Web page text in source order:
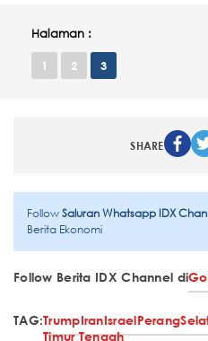
Halaman :
1 2 3
SHARE
FollowSaluran Whatsapp IDX
Berita Ekonomi
Follow Berita IDX Channel di
TAG:TrumpIranIsraelPerang
Timur Tengah